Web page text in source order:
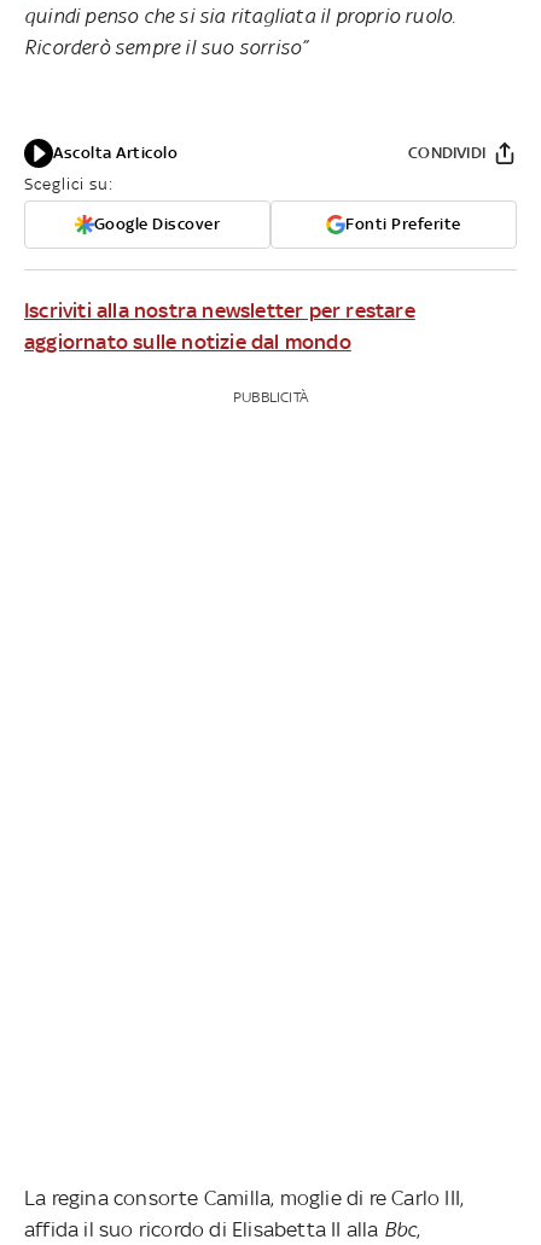
quindi penso che si sia ritagliata il proprio ruolo.
Ricorderò sempre il suo sorriso”
Ascolta Articolo
Sceglici su:
Google Discover Fonti Preferite
CONDIVIDI
Iscriviti alla nostra newsletter per restare
aggiornato sulle notizie dal mondo
PUBBLICITÀ
La regina consorte Camilla, moglie di re Carlo III,
affida il suo ricordo di Elisabetta II alla Bbc,